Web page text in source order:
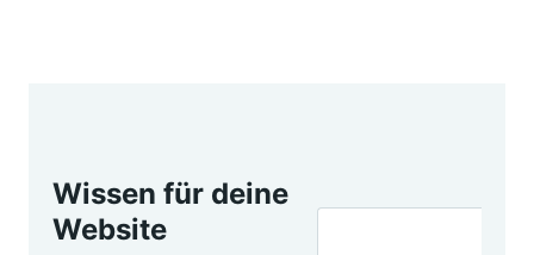
Wissen für deine
Website